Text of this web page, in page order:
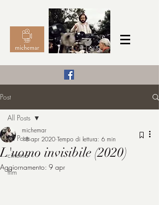
michemar
Post
All Posts
cinema
film
All Posts
L'uomo invisibile (2020)
michemar
18 apr 2020 Tempo di lettura: 6 min
Aggiornamento: 9 apr